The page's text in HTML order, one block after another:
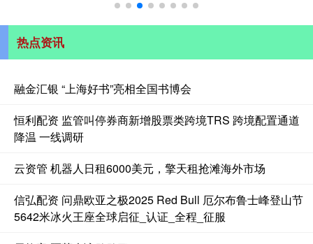
热点资讯
融金汇银 “上海好书”亮相全国书博会
恒利配资 监管叫停券商新增股票类跨境TRS 跨境配置通道
降温 一线调研
云资管 机器人日租6000美元，擎天租抢滩海外市场
信弘配资 问鼎欧亚之极2025 Red Bull 厄尔布鲁士峰登山节
5642米冰火王座全球启征_认证_全程_征服